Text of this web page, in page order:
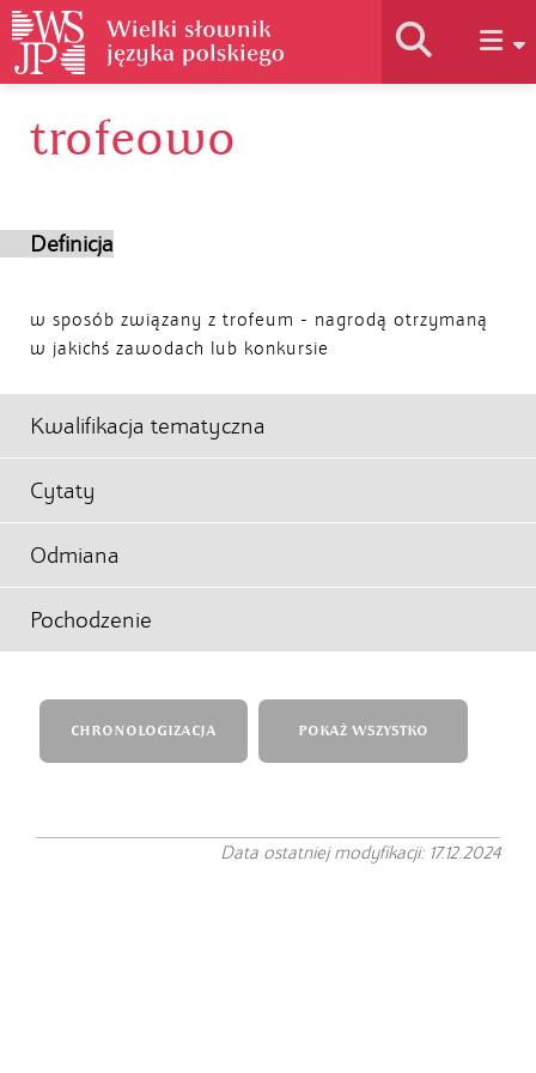
Historia słownika
trofeowo
Definicja
w sposób związany z trofeum - nagrodą otrzymaną
w jakichś zawodach lub konkursie
Kwalifikacja tematyczna
Cytaty
Odmiana
Pochodzenie
CHRONOLOGIZACJA POKAŻ WSZYSTKO
Data ostatniej modyfikacji: 17.12.2024